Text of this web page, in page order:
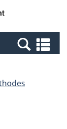
Canada
et